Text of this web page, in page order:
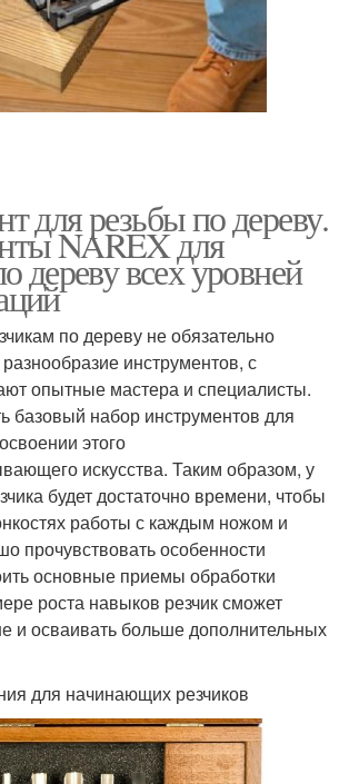
для резьбы по дереву.
NAREX для
дереву всех уровней
по дереву не обязательно
инструментов, с
опытные мастера и специалисты.
базовый набор инструментов для
этого
искусства. Таким образом, у
будет достаточно времени, чтобы
работы с каждым ножом и
прочувствовать особенности
основные приемы обработки
роста навыков резчик сможет
и осваивать больше дополнительных
для начинающих резчиков